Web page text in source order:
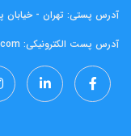
آدرس پستی: تهران - خیابان
آدرس پست الکترونیکی: